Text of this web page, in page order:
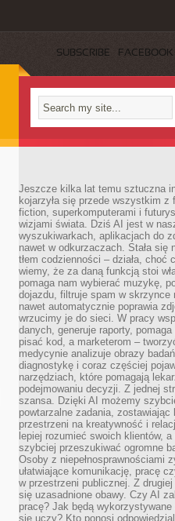
SUBSCRIBE FACEBOOK
Jeszcze kilka lat temu sztuczna
kojarzyła się przede wszystkim z
fiction, superkomputerami i
wizjami świata. Dziś AI jest w
wyszukiwarkach, aplikacjach do
nawet w odkurzaczach. Stała się
tłem codzienności – działa, choć
wiemy, że za daną funkcją stoi
pomaga nam wybierać muzykę,
dojazdu, filtruje spam w skrzynce
nawet automatycznie poprawia
wrzucimy je do sieci. W pracy
danych, generuje raporty, pomaga
pisać kod, a marketerom –
medycynie analizuje obrazy
diagnostykę i coraz częściej
narzędziach, które pomagają
podejmowaniu decyzji. Z jednej
szansa. Dzięki AI możemy
powtarzalne zadania, zostawiając
przestrzeni na kreatywność i
lepiej rozumieć swoich klientów,
szybciej przeszukiwać ogromne
Osoby z niepełnosprawnościami
ułatwiające komunikację, pracę
w przestrzeni publicznej. Z
się uzasadnione obawy. Czy AI
pracę? Jak będą
się uczy? Kto ponosi